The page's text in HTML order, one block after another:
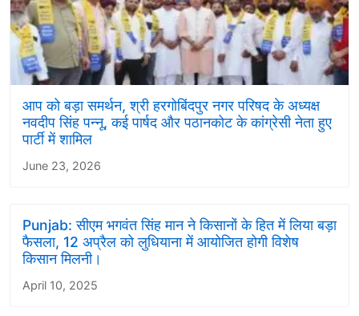
आप को बड़ा समर्थन, श्री हरगोबिंदपुर नगर परिषद के अध्यक्ष
नवदीप सिंह पन्नू, कई पार्षद और पठानकोट के कांग्रेसी नेता हुए
पार्टी में शामिल
June 23, 2026
Punjab: सीएम भगवंत सिंह मान ने किसानों के हित में लिया बड़ा
फैसला, 12 अप्रैल को लुधियाना में आयोजित होगी विशेष
किसान मिलनी।
April 10, 2025